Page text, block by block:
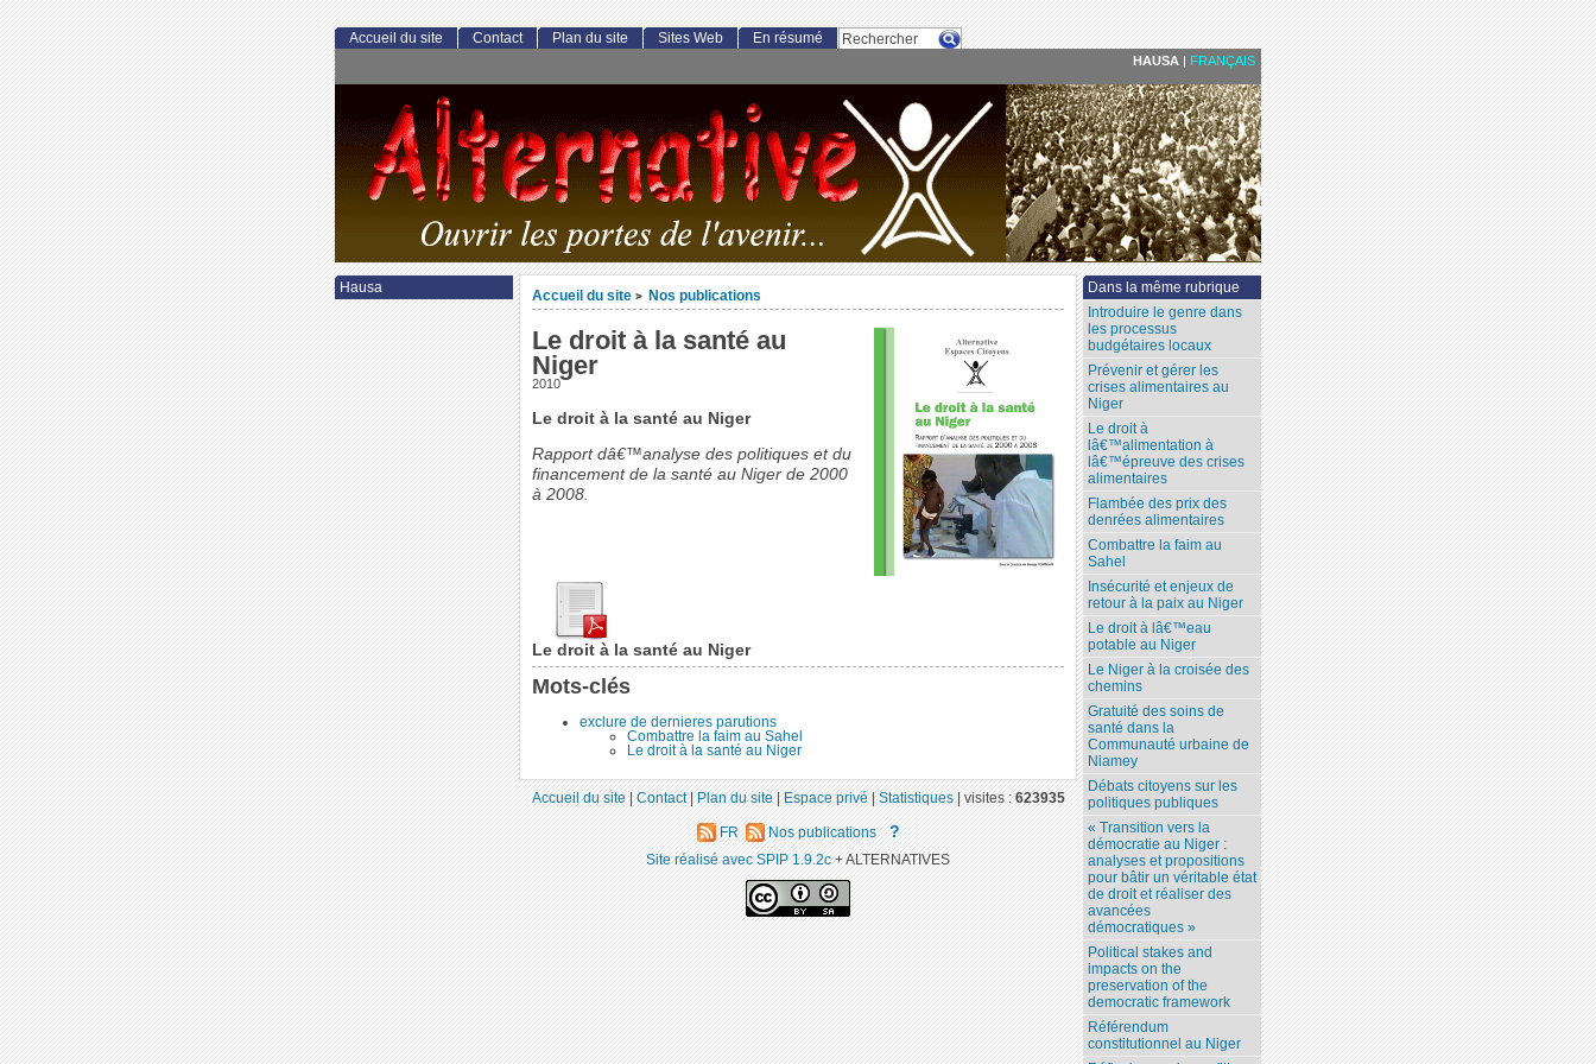
Accueil du site > Nos publications
Le droit à la santé au
Niger
2010
Le droit à la santé au Niger
Rapport dâ€™analyse des politiques et du
financement de la santé au Niger de 2000
à 2008.
Le droit à la santé au Niger
Mots-clés
exclure de dernieres parutions
Combattre la faim au Sahel
Le droit à la santé au Niger
Dans la même rubrique
Introduire le genre dans
les processus
budgétaires locaux
Prévenir et gérer les
crises alimentaires au
Niger
Le droit à
lâ€™alimentation à
lâ€™épreuve des crises
alimentaires
Flambée des prix des
denrées alimentaires
Combattre la faim au
Sahel
Insécurité et enjeux de
retour à la paix au Niger
Le droit à lâ€™eau
potable au Niger
Le Niger à la croisée des
chemins
Gratuité des soins de
santé dans la
Communauté urbaine de
Niamey
Débats citoyens sur les
politiques publiques
« Transition vers la
démocratie au Niger :
analyses et propositions
pour bâtir un véritable état
de droit et réaliser des
avancées
démocratiques »
Political stakes and
impacts on the
preservation of the
democratic framework
Référendum
constitutionnel au Niger
Accueil du site Contact Plan du site Sites Web En résumé
Hausa
Accueil du site|Contact|Plan du site|Espace privé|Statistiques|visites :623935
FR Nos publications ?
Site réalisé avec SPIP 1.9.2c+ ALTERNATIVES
HAUSA FRANÇAIS